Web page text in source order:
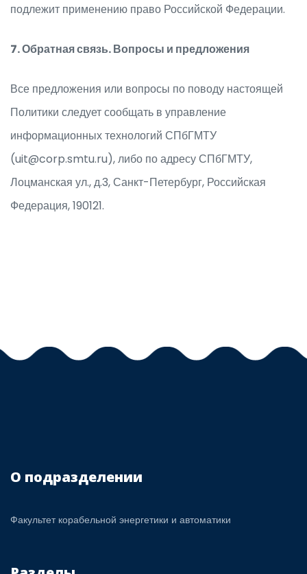
подлежит применению право Российской Федерации.
7. Обратная связь. Вопросы и предложения
Все предложения или вопросы по поводу настоящей
Политики следует сообщать в управление
информационных технологий СПбГМТУ
(uit@corp.smtu.ru), либо по адресу СПбГМТУ,
Лоцманская ул., д.3, Санкт-Петербург, Российская
Федерация, 190121.
О подразделении
Факультет корабельной энергетики и автоматики